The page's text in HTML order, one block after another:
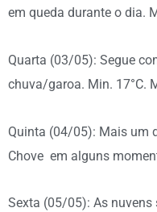
em queda durante o dia.
Quarta (03/05): Segue
chuva/garoa. Min. 17°C.
Quinta (04/05): Mais um
Chove em alguns
Sexta (05/05): As nuvens